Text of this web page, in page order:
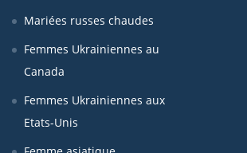
Mariées russes chaudes
Femmes Ukrainiennes au
Canada
Femmes Ukrainiennes aux
Etats-Unis